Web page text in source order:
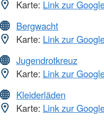
Karte: Link zur
Bergwacht
Karte: Link zur
Jugendrotkreuz
Karte: Link zur
Kleiderläden
Karte: Link zur